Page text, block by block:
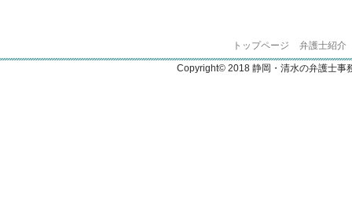
トップページ 弁護士紹介
Copyright© 2018 静岡・清水の弁護士事